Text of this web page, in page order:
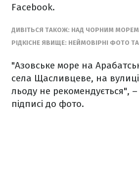
Facebook.
ДИВІТЬСЯ ТАКОЖ: НАД ЧОРНИМ МОРЕМ
РІДКІСНЕ ЯВИЩЕ: НЕЙМОВІРНІ ФОТО ТА
"Азовське море на
села Щасливцеве, на
льоду не рекомендується",
підписі до фото.